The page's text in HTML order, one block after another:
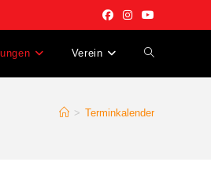
Verein
> Terminkalender